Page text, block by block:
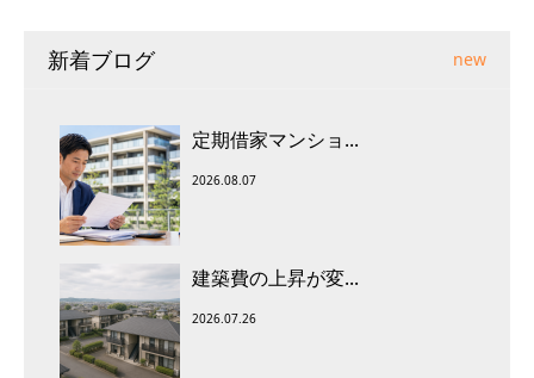
新着ブログ new
定期借家マンショ...
2026.08.07
建築費の上昇が変...
2026.07.26